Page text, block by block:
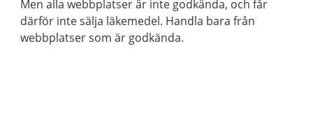
Men alla webbplatser är inte godkända, och får
därför inte sälja läkemedel. Handla bara från
webbplatser som är godkända.